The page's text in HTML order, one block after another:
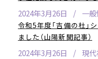
2024年3月26日 一
令和5年度「吉備の杜」
ました（山陽新聞記事）
2024年3月26日 現